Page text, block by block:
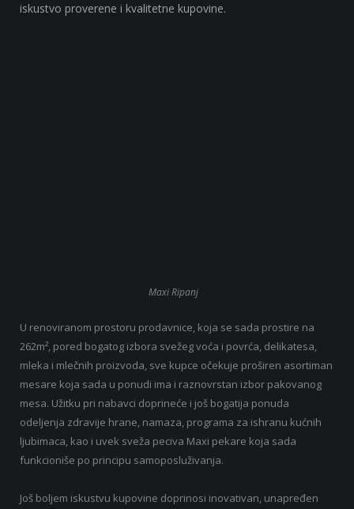
iskustvo proverene i kvalitetne kupovine.
Maxi Ripanj
U renoviranom prostoru prodavnice, koja se sada prostire na
262m², pored bogatog izbora svežeg voća i povrća, delikatesa,
mleka i mlečnih proizvoda, sve kupce očekuje proširen asortiman
mesare koja sada u ponudi ima i raznovrstan izbor pakovanog
mesa. Užitku pri nabavci doprineće i još bogatija ponuda
odeljenja zdravije hrane, namaza, programa za ishranu kućnih
ljubimaca, kao i uvek sveža peciva Maxi pekare koja sada
funkcioniše po principu samoposluživanja.
Još boljem iskustvu kupovine doprinosi inovativan, unapređen